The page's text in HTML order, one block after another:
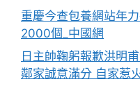
重慶今查包養網站年
2000個_中國網
日主帥鞠躬報歉洪明
鄰家誠意滿分 自家惹